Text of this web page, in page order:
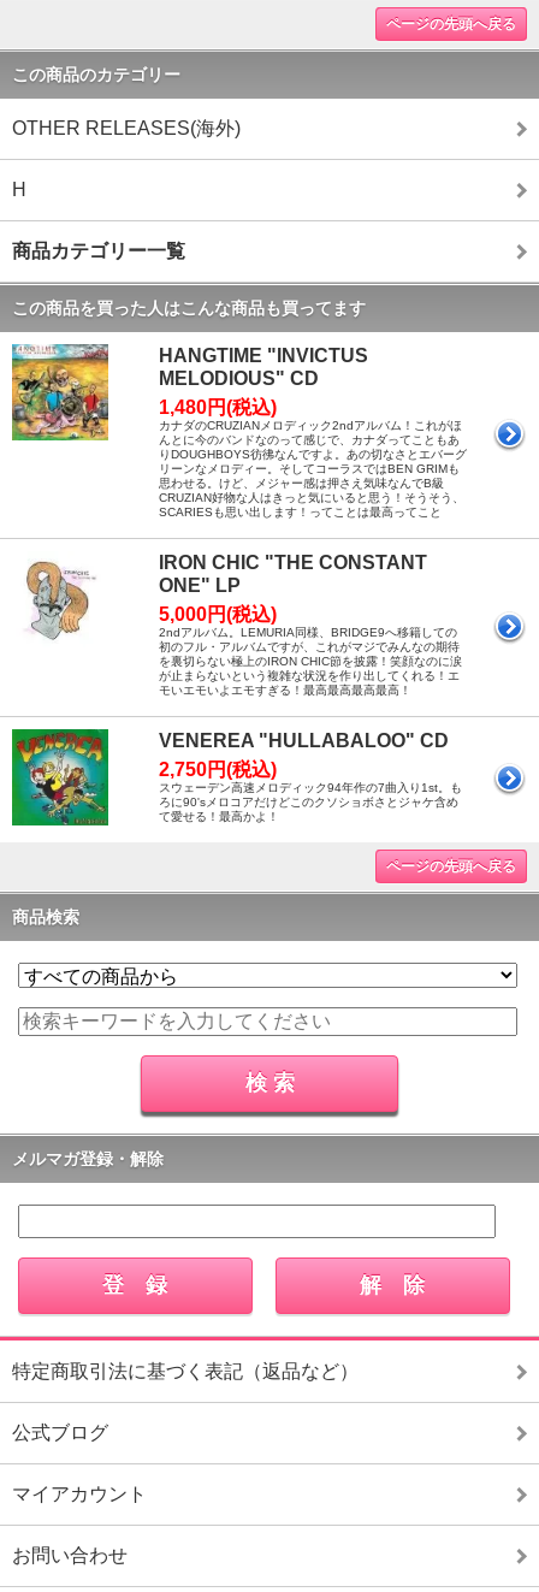
ページの先頭へ戻る
この商品のカテゴリー
OTHER RELEASES(海外)
H
商品カテゴリー一覧
この商品を買った人はこんな商品も買ってます
HANGTIME "INVICTUS
MELODIOUS" CD
1,480円(税込)
カナダのCRUZIANメロディック2ndアルバム！これがほ
んとに今のバンドなのって感じで、カナダってこともあ
りDOUGHBOYS彷彿なんですよ。あの切なさとエバーグ
リーンなメロディー。そしてコーラスではBEN GRIMも
思わせる。けど、メジャー感は押さえ気味なんでB級
CRUZIAN好物な人はきっと気にいると思う！そうそう、
SCARIESも思い出します！ってことは最高ってこと
IRON CHIC "THE CONSTANT
ONE" LP
5,000円(税込)
2ndアルバム。LEMURIA同様、BRIDGE9へ移籍しての
初のフル・アルバムですが、これがマジでみんなの期待
を裏切らない極上のIRON CHIC節を披露！笑顔なのに涙
が止まらないという複雑な状況を作り出してくれる！エ
モいエモいよエモすぎる！最高最高最高最高！
VENEREA "HULLABALOO" CD
2,750円(税込)
スウェーデン高速メロディック94年作の7曲入り1st。も
ろに90'sメロコアだけどこのクソショボさとジャケ含め
て愛せる！最高かよ！
ページの先頭へ戻る
商品検索
メルマガ登録・解除
特定商取引法に基づく表記（返品など）
公式ブログ
マイアカウント
お問い合わせ